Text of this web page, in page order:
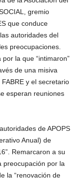
gremio
que conduce
autoridades del
preocupaciones.
la que “intimaron”
de una misiva
y el secretario
esperan reuniones
de APOPS
Anual) de
Remarcaron a su
preocupación por la
la “renovación de